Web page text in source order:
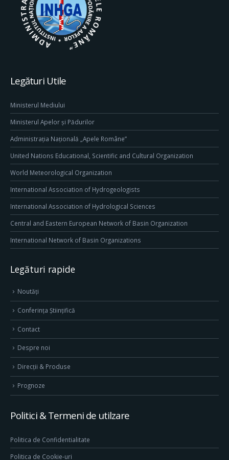
Legături Utile
Ministerul Mediului
Ministerul Apelor și Pădurilor
Administrația Națională „Apele Române”
United Nations Educational, Scientific and Cultural Organization
World Meteorological Organization
International Association of Hydrogeologists
International Association of Hydrological Sciences
Central and Eastern European Network of Basin Organization
International Network of Basin Organizations
Legături rapide
Noutăți
Conferința Științifică
Contact
Despre noi
Direcţii & Produse
Prognoze
Politici & Termeni de utilzare
Politica de Confidentialitate
Politica de Cookie-uri